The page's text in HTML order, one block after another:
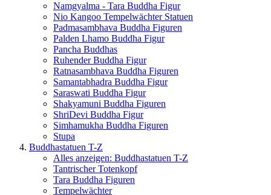
Namgyalma - Tara Buddha Figur
Nio Kangoo Tempelwächter Statuen
Padmasambhava Buddha Figuren
Palden Lhamo Buddha Figur
Pancha Buddhas
Ruhender Buddha Figur
Ratnasambhava Buddha Figuren
Samantabhadra Buddha Figur
Saraswati Buddha Figur
Shakyamuni Buddha Figuren
ShriDevi Buddha Figur
Simhamukha Buddha Figuren
Stupa
Buddhastatuen T-Z
Alles anzeigen: Buddhastatuen T-Z
Tantrischer Totenkopf
Tara Buddha Figuren
Tempelwächter